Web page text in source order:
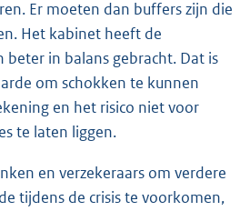
Er moeten dan buffers zijn die
Het kabinet heeft de
beter in balans gebracht. Dat is
om schokken te kunnen
en het risico niet voor
te laten liggen.
en verzekeraars om verdere
tijdens de crisis te voorkomen,